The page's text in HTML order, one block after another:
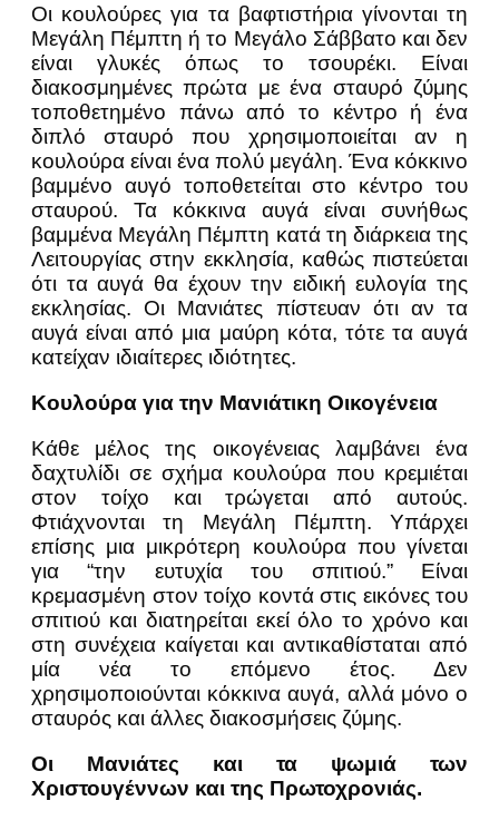
Οι κουλούρες για τα βαφτιστήρια γίνονται τη
Μεγάλη Πέμπτη ή το Μεγάλο Σάββατο και δεν
είναι γλυκές όπως το τσουρέκι. Είναι
διακοσμημένες πρώτα με ένα σταυρό ζύμης
τοποθετημένο πάνω από το κέντρο ή ένα
διπλό σταυρό που χρησιμοποιείται αν η
κουλούρα είναι ένα πολύ μεγάλη. Ένα κόκκινο
βαμμένο αυγό τοποθετείται στο κέντρο του
σταυρού. Τα κόκκινα αυγά είναι συνήθως
βαμμένα Μεγάλη Πέμπτη κατά τη διάρκεια της
Λειτουργίας στην εκκλησία, καθώς πιστεύεται
ότι τα αυγά θα έχουν την ειδική ευλογία της
εκκλησίας. Οι Μανιάτες πίστευαν ότι αν τα
αυγά είναι από μια μαύρη κότα, τότε τα αυγά
κατείχαν ιδιαίτερες ιδιότητες.
Κουλούρα για την Μανιάτικη Οικογένεια
Κάθε μέλος της οικογένειας λαμβάνει ένα
δαχτυλίδι σε σχήμα κουλούρα που κρεμιέται
στον τοίχο και τρώγεται από αυτούς.
Φτιάχνονται τη Μεγάλη Πέμπτη. Υπάρχει
επίσης μια μικρότερη κουλούρα που γίνεται
για “την ευτυχία του σπιτιού.” Είναι
κρεμασμένη στον τοίχο κοντά στις εικόνες του
σπιτιού και διατηρείται εκεί όλο το χρόνο και
στη συνέχεια καίγεται και αντικαθίσταται από
μία νέα το επόμενο έτος. Δεν
χρησιμοποιούνται κόκκινα αυγά, αλλά μόνο ο
σταυρός και άλλες διακοσμήσεις ζύμης.
Οι Μανιάτες και τα ψωμιά των
Χριστουγέννων και της Πρωτοχρονιάς.